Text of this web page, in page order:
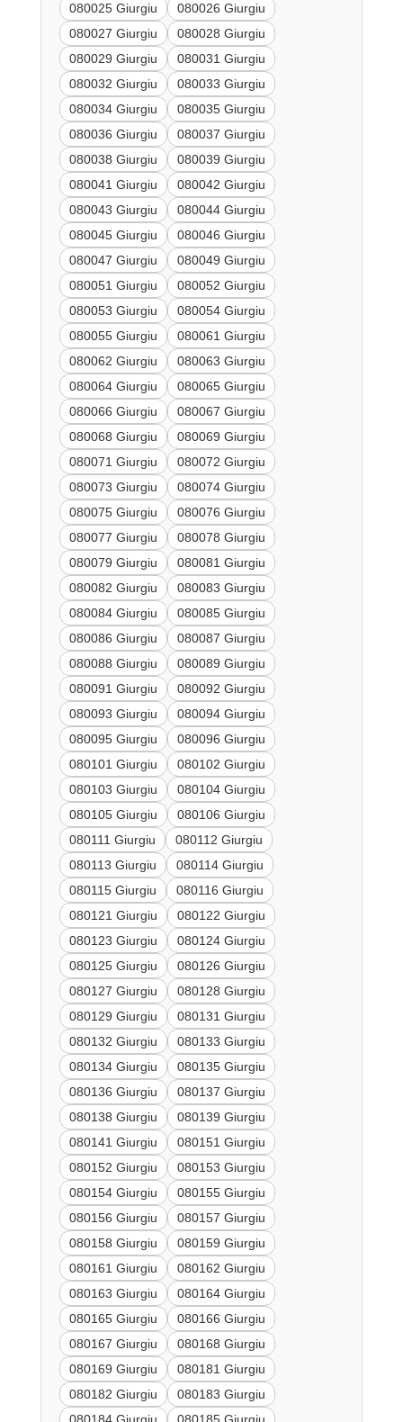
080025 Giurgiu
080026 Giurgiu
080027 Giurgiu
080028 Giurgiu
080029 Giurgiu
080031 Giurgiu
080032 Giurgiu
080033 Giurgiu
080034 Giurgiu
080035 Giurgiu
080036 Giurgiu
080037 Giurgiu
080038 Giurgiu
080039 Giurgiu
080041 Giurgiu
080042 Giurgiu
080043 Giurgiu
080044 Giurgiu
080045 Giurgiu
080046 Giurgiu
080047 Giurgiu
080049 Giurgiu
080051 Giurgiu
080052 Giurgiu
080053 Giurgiu
080054 Giurgiu
080055 Giurgiu
080061 Giurgiu
080062 Giurgiu
080063 Giurgiu
080064 Giurgiu
080065 Giurgiu
080066 Giurgiu
080067 Giurgiu
080068 Giurgiu
080069 Giurgiu
080071 Giurgiu
080072 Giurgiu
080073 Giurgiu
080074 Giurgiu
080075 Giurgiu
080076 Giurgiu
080077 Giurgiu
080078 Giurgiu
080079 Giurgiu
080081 Giurgiu
080082 Giurgiu
080083 Giurgiu
080084 Giurgiu
080085 Giurgiu
080086 Giurgiu
080087 Giurgiu
080088 Giurgiu
080089 Giurgiu
080091 Giurgiu
080092 Giurgiu
080093 Giurgiu
080094 Giurgiu
080095 Giurgiu
080096 Giurgiu
080101 Giurgiu
080102 Giurgiu
080103 Giurgiu
080104 Giurgiu
080105 Giurgiu
080106 Giurgiu
080111 Giurgiu
080112 Giurgiu
080113 Giurgiu
080114 Giurgiu
080115 Giurgiu
080116 Giurgiu
080121 Giurgiu
080122 Giurgiu
080123 Giurgiu
080124 Giurgiu
080125 Giurgiu
080126 Giurgiu
080127 Giurgiu
080128 Giurgiu
080129 Giurgiu
080131 Giurgiu
080132 Giurgiu
080133 Giurgiu
080134 Giurgiu
080135 Giurgiu
080136 Giurgiu
080137 Giurgiu
080138 Giurgiu
080139 Giurgiu
080141 Giurgiu
080151 Giurgiu
080152 Giurgiu
080153 Giurgiu
080154 Giurgiu
080155 Giurgiu
080156 Giurgiu
080157 Giurgiu
080158 Giurgiu
080159 Giurgiu
080161 Giurgiu
080162 Giurgiu
080163 Giurgiu
080164 Giurgiu
080165 Giurgiu
080166 Giurgiu
080167 Giurgiu
080168 Giurgiu
080169 Giurgiu
080181 Giurgiu
080182 Giurgiu
080183 Giurgiu